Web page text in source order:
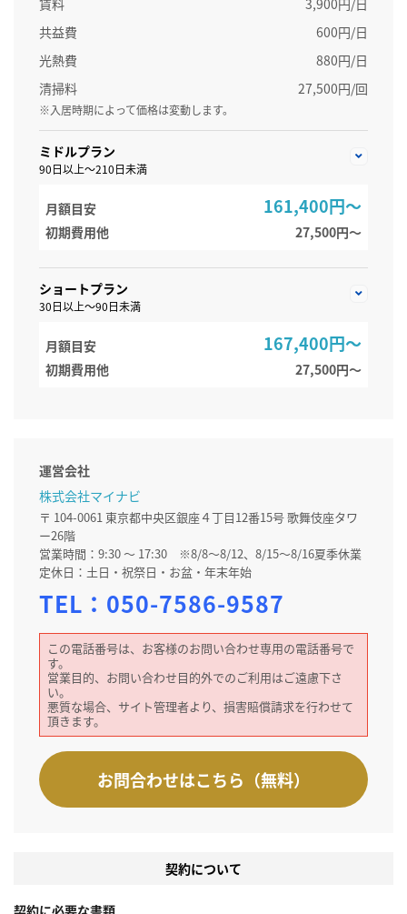
賃料
3,900円/日
共益費
600円/日
光熱費
880円/日
清掃料
27,500円/回
※入居時期によって価格は変動します。
ミドルプラン
90日以上～210日未満
月額目安 161,400円～
初期費用他 27,500円〜
ショートプラン
30日以上～90日未満
月額目安 167,400円～
初期費用他 27,500円〜
運営会社
株式会社マイナビ
〒 104-0061 東京都中央区銀座４丁目12番15号 歌舞伎座タワ
ー26階
営業時間：9:30 ～ 17:30 ※8/8～8/12、8/15～8/16夏季休業
定休日：土日・祝祭日・お盆・年末年始
TEL： 050-7586-9587
この電話番号は、お客様のお問い合わせ専用の電話番号で
す。
営業目的、お問い合わせ目的外でのご利用はご遠慮下さ
い。
悪質な場合、サイト管理者より、損害賠償請求を行わせて
頂きます。
お問合わせはこちら（無料）
契約について